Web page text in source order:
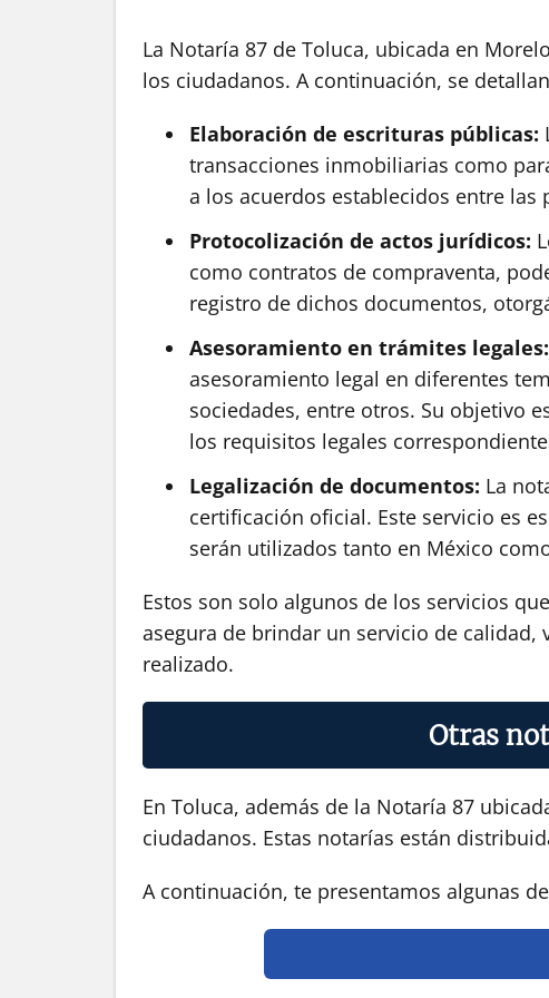
La Notaría 87 de Toluca, ubicada en
los ciudadanos. A continuación, se
Elaboración de escrituras públicas:
transacciones inmobiliarias como
a los acuerdos establecidos entre las
Protocolización de actos jurídicos:
como contratos de compraventa,
registro de dichos documentos,
Asesoramiento en trámites legales:
asesoramiento legal en diferentes
sociedades, entre otros. Su objetivo
los requisitos legales
Legalización de documentos: La
certificación oficial. Este servicio es
serán utilizados tanto en México
Estos son solo algunos de los servicios
asegura de brindar un servicio de
realizado.
Otras
En Toluca, además de la Notaría 87
ciudadanos. Estas notarías están
A continuación, te presentamos algunas